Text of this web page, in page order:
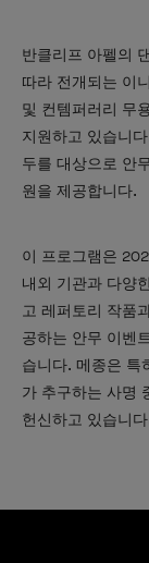
반클리프 아펠의
따라 전개되는 이
및 컨템퍼러리 무
지원하고 있습니
두를 대상으로 안
원을 제공합니다.
이 프로그램은
내외 기관과 다양
고 레퍼토리 작품
공하는 안무 이벤
습니다. 메종은 특
가 추구하는 사명
헌신하고 있습니